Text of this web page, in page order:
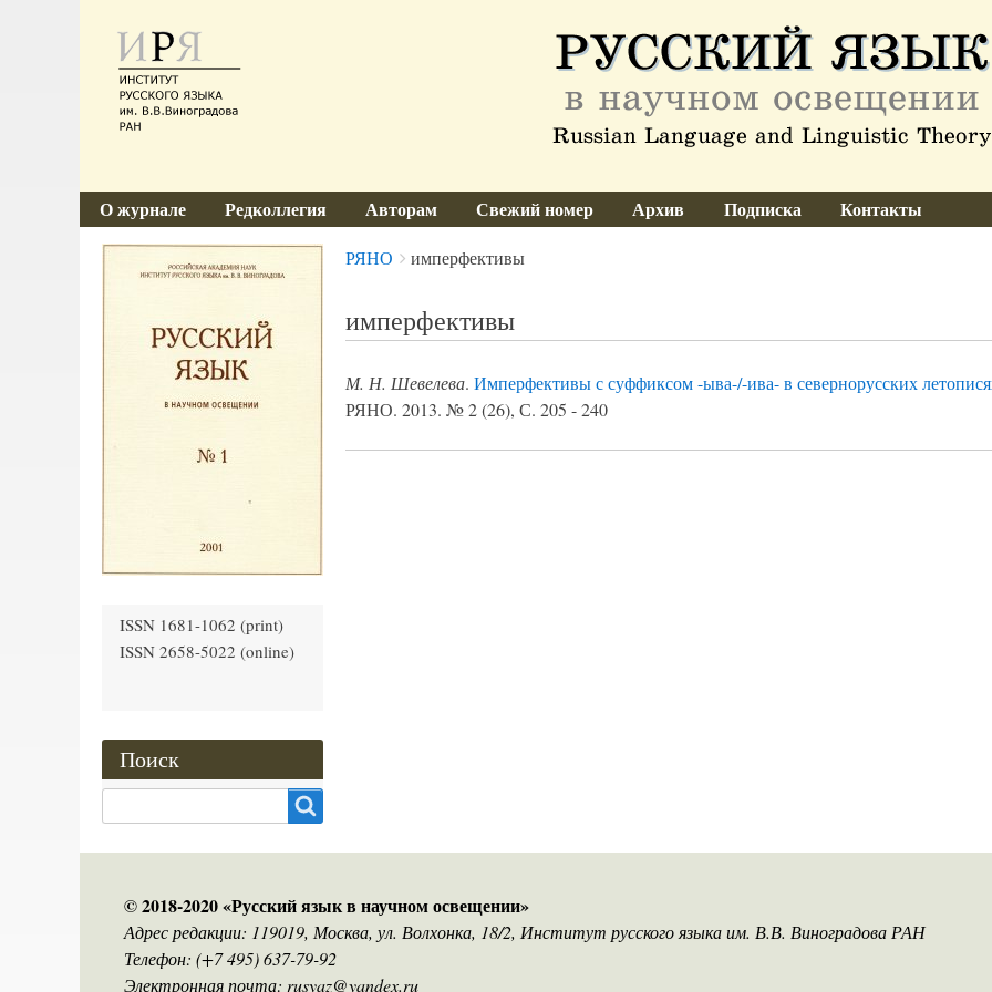
О журнале Редколлегия Авторам Свежий номер Архив Подписка Контакты
Breadcrumbs
You
РЯНО имперфективы
имперфективы
М. Н. Шевелева. Имперфективы с суффиксом -ыва-/-ива- в севернорусских
РЯНО. 2013. № 2 (26), С. 205 - 240
ISSN 1681-1062 (print)
ISSN 2658-5022 (online)
Поиск
© 2018-2020 «Русский язык в научном освещении»
Адрес редакции: 119019, Москва, ул. Волхонка, 18/2, Институт русского языка им. В.В. Виноградова РАН
Телефон: (+7 495) 637-79-92
Электронная почта: rusyaz@yandex.ru